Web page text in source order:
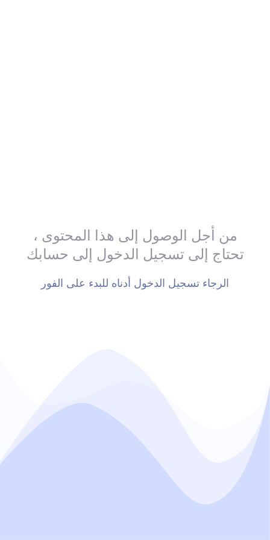
من أجل الوصول إلى هذا المحتوى ،
تحتاج إلى تسجيل الدخول إلى حسابك
الرجاء تسجيل الدخول أدناه للبدء على الفور